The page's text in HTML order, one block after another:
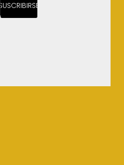
SUSCRIBIRSE